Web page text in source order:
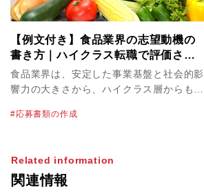
【例文付き】食品業界の志望動機の
書き方｜ハイクラス転職で評価され
る3つのポイントと職種別パターン例
食品業界は、安定した事業基盤と社会的影
響力の大きさから、ハイクラス層からも注
上のポジションでは、業界への興味や愛着
の経験をどう活かせるのかを具体的に示す
必要があります。 本記事では、食品業界
応募書類の作成
Related information
関連情報